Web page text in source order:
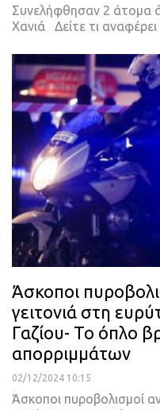
Συνελήφθησαν 2 άτομα
Χανιά Δείτε τι
Άσκοποι
γειτονιά στη
Γαζίου- Το όπλο
απορριμμάτων
02/12/2024 10:15
Άσκοποι πυροβολισμοί